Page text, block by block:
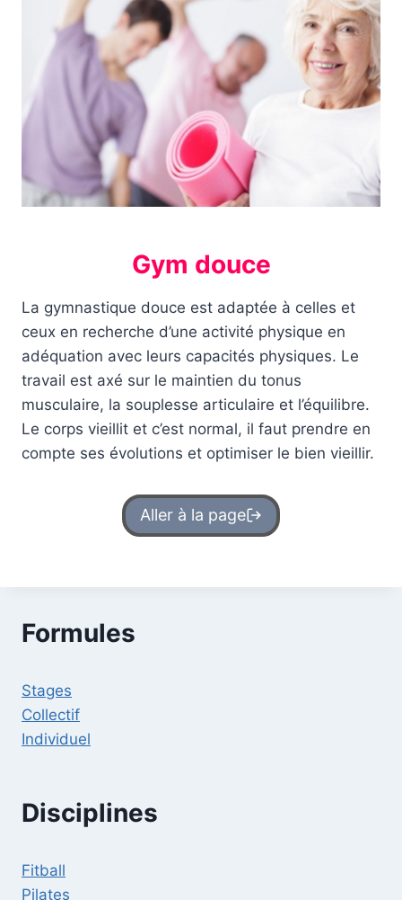
Gym douce
La gymnastique douce est adaptée à celles et
ceux en recherche d’une activité physique en
adéquation avec leurs capacités physiques. Le
travail est axé sur le maintien du tonus
musculaire, la souplesse articulaire et l’équilibre.
Le corps vieillit et c’est normal, il faut prendre en
compte ses évolutions et optimiser le bien vieillir.
Aller à la page
Formules
Stages
Collectif
Individuel
Disciplines
Fitball
Pilates